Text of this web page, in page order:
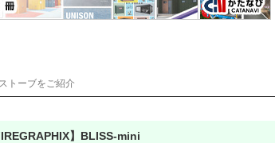
トーブをご紹介
】BLISS-mini